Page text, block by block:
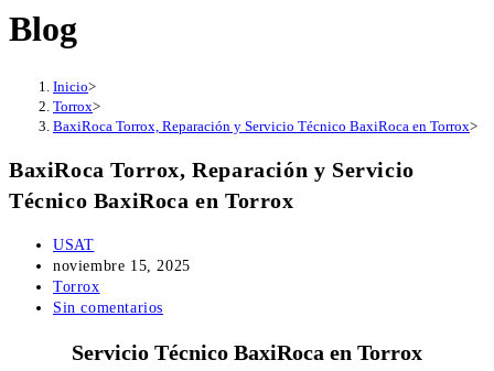
Blog
Inicio>
Torrox>
BaxiRoca Torrox, Reparación y Servicio Técnico BaxiRoca en Torrox>
BaxiRoca Torrox, Reparación y Servicio
Técnico BaxiRoca en Torrox
Autor
de
la
entrada:
USAT
Publicación
de
la
noviembre 15, 2025
Categoría
de
entrada:
Torrox
Comentarios
Sin comentarios
Servicio Técnico BaxiRoca en Torrox